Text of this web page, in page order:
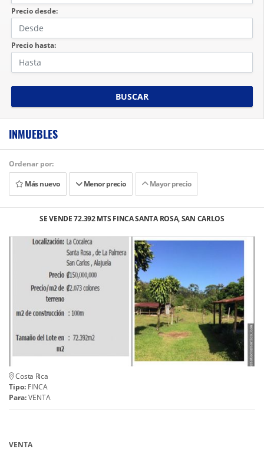
Precio desde:
Precio hasta:
BUSCAR
INMUEBLES
Ordenar por:
Más nuevo
Menor precio Mayor precio
SE VENDE 72.392 MTS FINCA SANTA ROSA, SAN CARLOS
Costa Rica
Tipo: FINCA
Para:VENTA
VENTA